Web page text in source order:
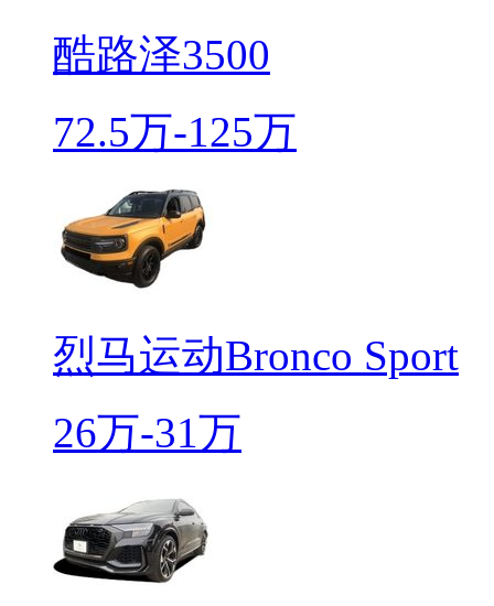
酷路泽3500
72.5万-125万
烈马运动Bronco Sport
26万-31万